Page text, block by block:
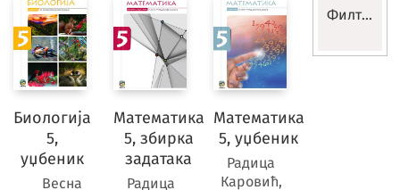
Биологија
5,
уџбеник
Весна
Математика
5, збирка
задатака
Радица
Математика
5, уџбеник
Радица
Каровић,
Филтери